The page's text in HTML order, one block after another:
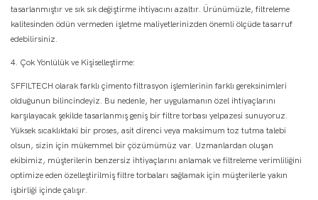
tasarlanmıştır ve sık sık değiştirme ihtiyacını azaltır. Ürünümüzle, filtreleme
kalitesinden ödün vermeden işletme maliyetlerinizden önemli ölçüde tasarruf
edebilirsiniz.
4. Çok Yönlülük ve Kişiselleştirme:
SFFILTECH olarak farklı çimento filtrasyon işlemlerinin farklı gereksinimleri
olduğunun bilincindeyiz. Bu nedenle, her uygulamanın özel ihtiyaçlarını
karşılayacak şekilde tasarlanmış geniş bir filtre torbası yelpazesi sunuyoruz.
Yüksek sıcaklıktaki bir proses, asit direnci veya maksimum toz tutma talebi
olsun, sizin için mükemmel bir çözümümüz var. Uzmanlardan oluşan
ekibimiz, müşterilerin benzersiz ihtiyaçlarını anlamak ve filtreleme verimliliğini
optimize eden özelleştirilmiş filtre torbaları sağlamak için müşterilerle yakın
işbirliği içinde çalışır.